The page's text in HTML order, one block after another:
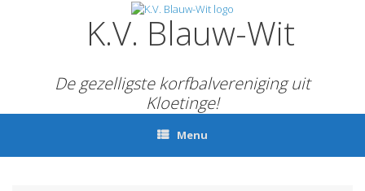
K.V. Blauw-Wit
De gezelligste korfbalvereniging uit
Kloetinge!
Menu